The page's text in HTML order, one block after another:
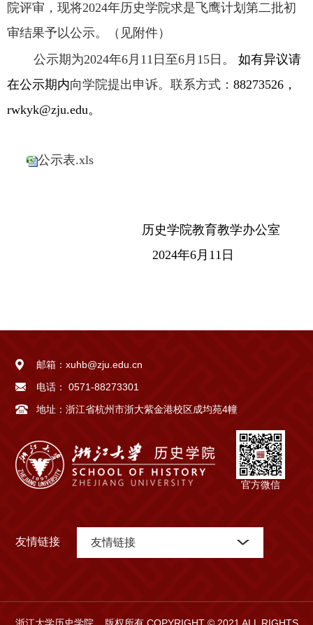
院评审，现将2024年历史学院求是飞鹰计划第二批初
审结果予以公示。（见附件）
公示期为2024年6月11日至6月15日。 如有异议请
在公示期内向学院提出申诉。联系方式： 88273526，
rwkyk@zju.edu。
公示表.xls
历史学院教育教学办公室
2024年6月11日
邮箱：xuhb@zju.edu.cn
电话：
0571-88273301
地址：浙江省杭州市浙大紫金港校区成均苑4幢
官方微信
友情链接 友情链接